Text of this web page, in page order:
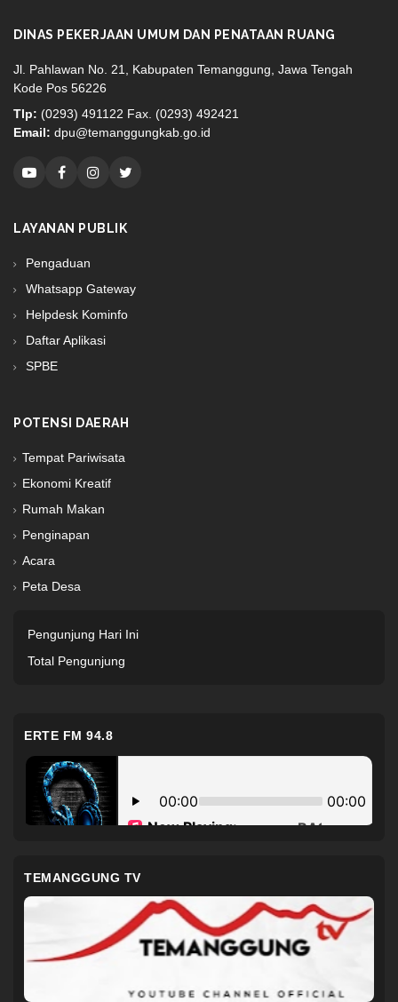
DINAS PEKERJAAN UMUM DAN PENATAAN RUANG
Jl. Pahlawan No. 21, Kabupaten Temanggung, Jawa Tengah
Kode Pos 56226
Tlp: (0293) 491122 Fax. (0293) 492421
Email: dpu@temanggungkab.go.id
LAYANAN PUBLIK
Pengaduan
Whatsapp Gateway
Helpdesk Kominfo
Daftar Aplikasi
SPBE
POTENSI DAERAH
Tempat Pariwisata
Ekonomi Kreatif
Rumah Makan
Penginapan
Acara
Peta Desa
Pengunjung Hari Ini
Total Pengunjung
ERTE FM 94.8
TEMANGGUNG TV